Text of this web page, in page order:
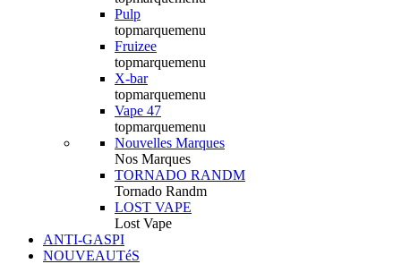
Pulp
topmarquemenu
Fruizee
topmarquemenu
X-bar
topmarquemenu
Vape 47
topmarquemenu
Nouvelles Marques
Nos Marques
TORNADO RANDM
Tornado Randm
LOST VAPE
Lost Vape
ANTI-GASPI
NOUVEAUTéS